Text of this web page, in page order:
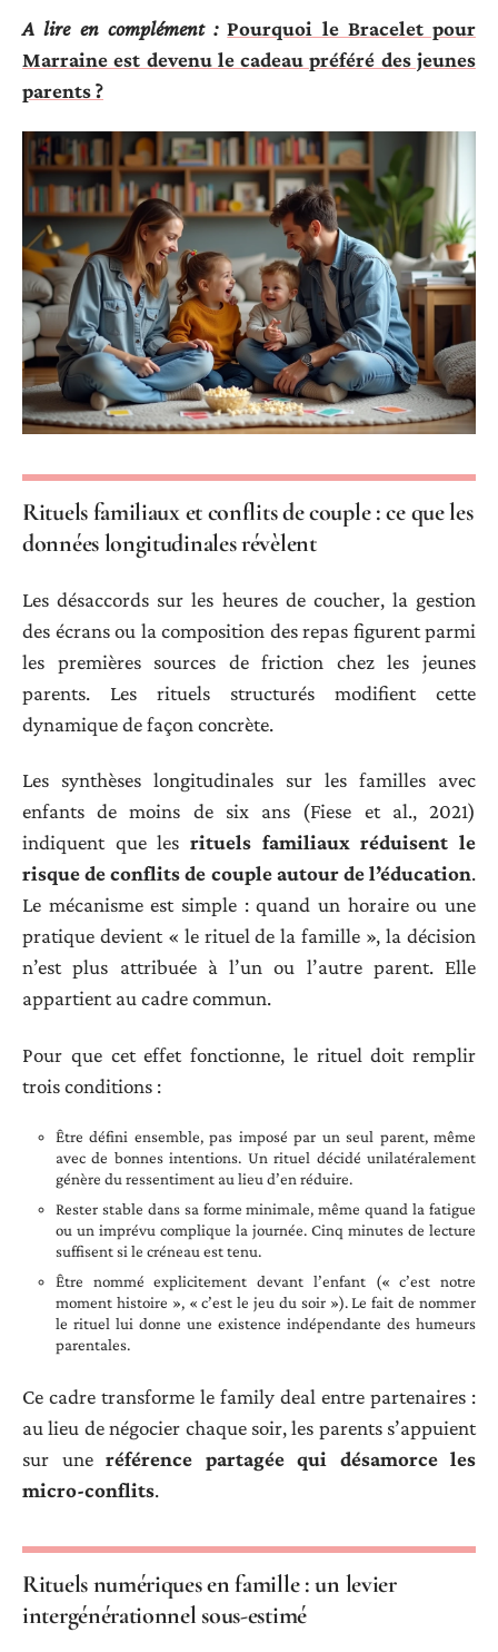
A lire en complément : Pourquoi le Bracelet pour
Marraine est devenu le cadeau préféré des jeunes
parents ?
Rituels familiaux et conflits de couple : ce que les
données longitudinales révèlent
Les désaccords sur les heures de coucher, la gestion
des écrans ou la composition des repas figurent parmi
les premières sources de friction chez les jeunes
parents. Les rituels structurés modifient cette
dynamique de façon concrète.
Les synthèses longitudinales sur les familles avec
enfants de moins de six ans (Fiese et al., 2021)
indiquent que les rituels familiaux réduisent le
risque de conflits de couple autour de l’éducation.
Le mécanisme est simple : quand un horaire ou une
pratique devient « le rituel de la famille », la décision
n’est plus attribuée à l’un ou l’autre parent. Elle
appartient au cadre commun.
Pour que cet effet fonctionne, le rituel doit remplir
trois conditions :
Être défini ensemble, pas imposé par un seul parent, même
avec de bonnes intentions. Un rituel décidé unilatéralement
génère du ressentiment au lieu d’en réduire.
Rester stable dans sa forme minimale, même quand la fatigue
ou un imprévu complique la journée. Cinq minutes de lecture
suffisent si le créneau est tenu.
Être nommé explicitement devant l’enfant (« c’est notre
moment histoire », « c’est le jeu du soir »). Le fait de nommer
le rituel lui donne une existence indépendante des humeurs
parentales.
Ce cadre transforme le family deal entre partenaires :
au lieu de négocier chaque soir, les parents s’appuient
sur une référence partagée qui désamorce les
micro-conflits.
Rituels numériques en famille : un levier
intergénérationnel sous-estimé